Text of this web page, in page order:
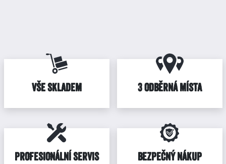
VŠE SKLADEM 3 ODBĚRNÁ MÍSTA
PROFESIONÁLNÍ SERVIS BEZPEČNÝ NÁKUP